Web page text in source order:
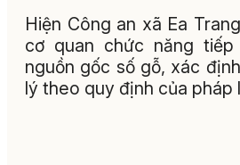
Hiện Công an xã Ea
cơ quan chức năng
nguồn gốc số gỗ, xác
lý theo quy định của pháp